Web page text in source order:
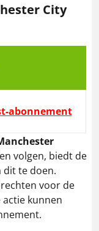
City
abonnement
volgen, biedt de
dit te doen.
voor de
kunnen